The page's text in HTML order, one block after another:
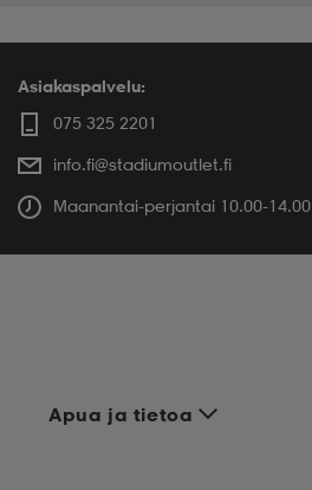
Asiakaspalvelu:
075 325 2201
info.fi@stadiumoutlet.fi
Maanantai-perjantai 10.00-14.00
Apua ja tietoa